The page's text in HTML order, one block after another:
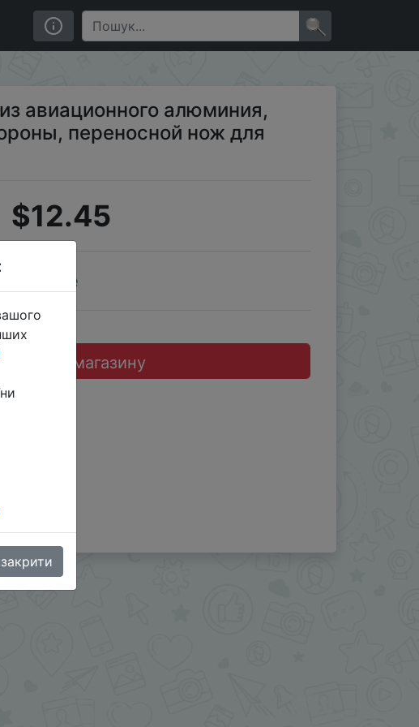
демонтажа
авиационного алюминия,
переносной нож для
$12.45
Sale
до магазину
закрити